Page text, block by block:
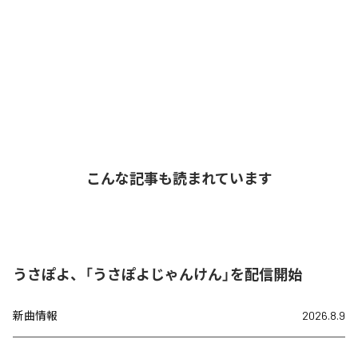
こんな記事も読まれています
うさぽよ、「うさぽよじゃんけん」を配信開始
新曲情報 2026.8.9